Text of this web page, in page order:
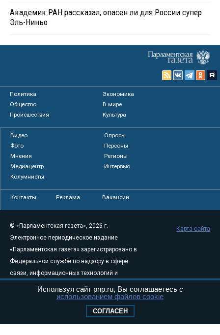
Академик РАН рассказал, опасен ли для России супер
Эль-Ниньо
Политика
Экономика
Общество
В мире
Происшествия
Культура
Видео
Опросы
Фото
Персоны
Мнения
Регионы
Медиацентр
Интервью
Колумнисты
Контакты Реклама Вакансии
© «Парламентская газета», 2026 г.
Электронное периодическое издание
«Парламентская газета» зарегистрировано в
Федеральной службе по надзору в сфере
связи, информационных технологий и
августа 2011 года. 18+
Свидетельство о регистрации Эл № ФС77-
Карта сайта
Используя сайт pnp.ru, Вы соглашаетесь с
использованием файлов cookie
СОГЛАСЕН